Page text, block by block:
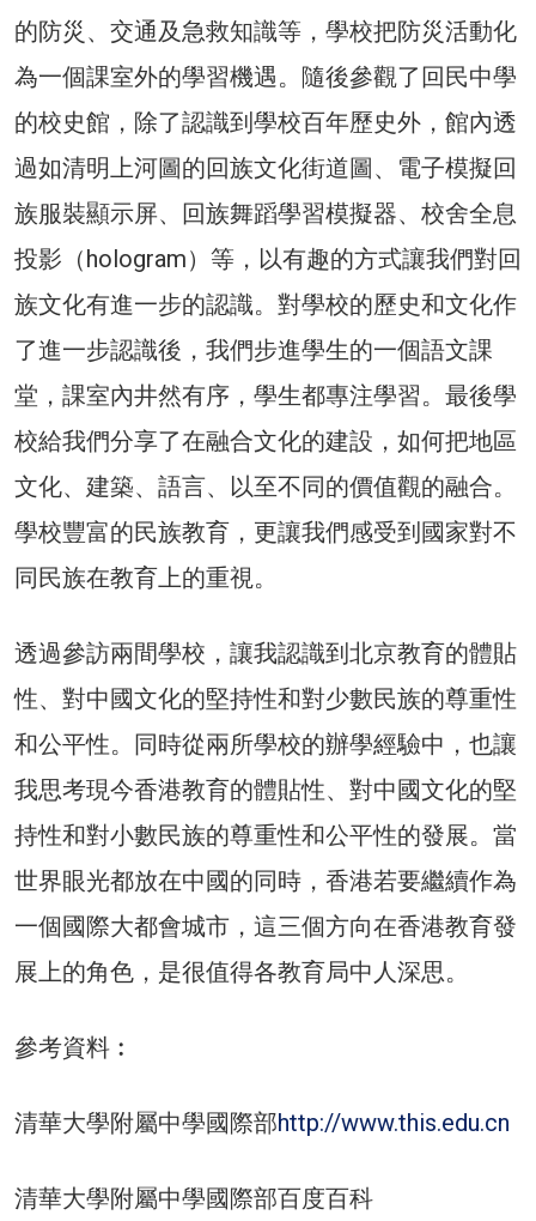
的防災、交通及急救知識等，學校把防災活動化
為一個課室外的學習機遇。隨後參觀了回民中學
的校史館，除了認識到學校百年歷史外，館內透
過如清明上河圖的回族文化街道圖、電子模擬回
族服裝顯示屏、回族舞蹈學習模擬器、校舍全息
投影（hologram）等，以有趣的方式讓我們對回
族文化有進一步的認識。對學校的歷史和文化作
了進一步認識後，我們步進學生的一個語文課
堂，課室內井然有序，學生都專注學習。最後學
校給我們分享了在融合文化的建設，如何把地區
文化、建築、語言、以至不同的價值觀的融合。
學校豐富的民族教育，更讓我們感受到國家對不
同民族在教育上的重視。
透過參訪兩間學校，讓我認識到北京教育的體貼
性、對中國文化的堅持性和對少數民族的尊重性
和公平性。同時從兩所學校的辦學經驗中，也讓
我思考現今香港教育的體貼性、對中國文化的堅
持性和對小數民族的尊重性和公平性的發展。當
世界眼光都放在中國的同時，香港若要繼續作為
一個國際大都會城市，這三個方向在香港教育發
展上的角色，是很值得各教育局中人深思。
參考資料︰
清華大學附屬中學國際部http://www.this.edu.cn
清華大學附屬中學國際部百度百科